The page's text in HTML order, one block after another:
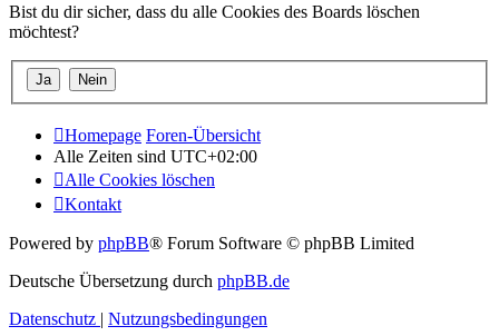
Bist du dir sicher, dass du alle Cookies des Boards löschen
möchtest?
Homepage Foren-Übersicht
Alle Zeiten sind UTC+02:00
Alle Cookies löschen
Kontakt
Powered by phpBB® Forum Software © phpBB Limited
Deutsche Übersetzung durch phpBB.de
Datenschutz
Nutzungsbedingungen